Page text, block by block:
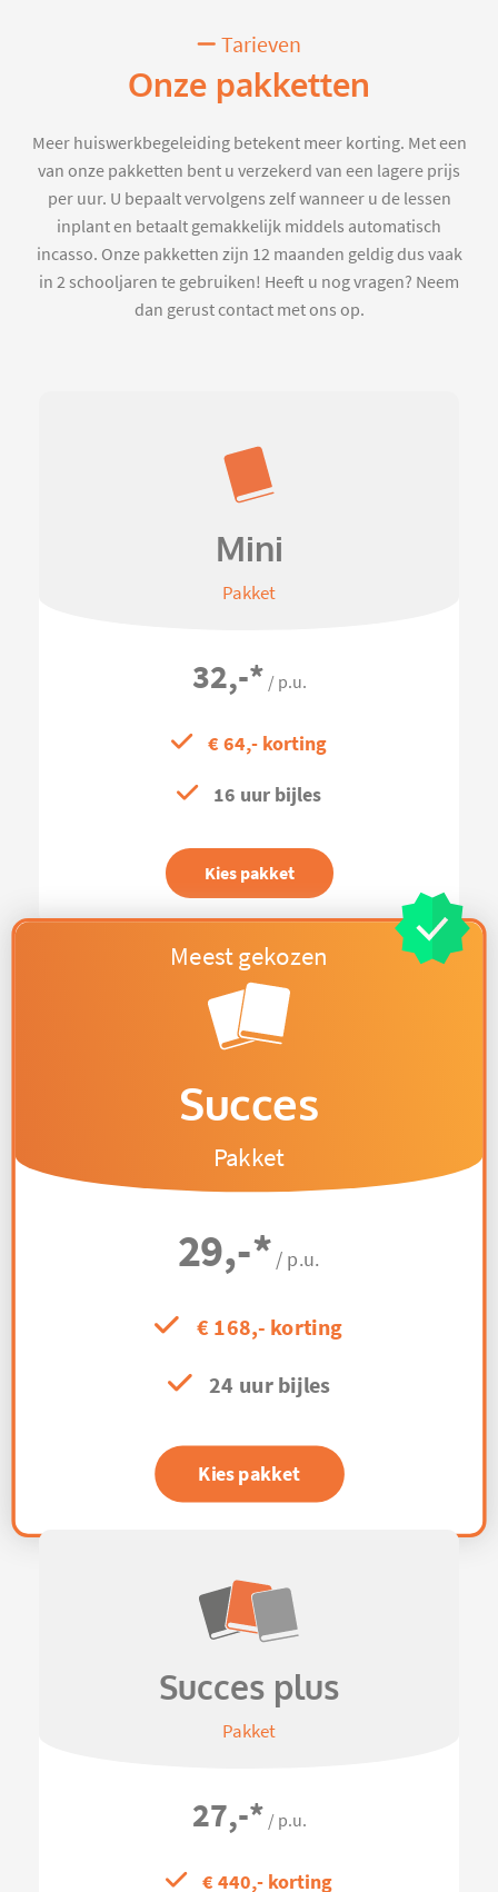
Tarieven
Onze pakketten
Meer huiswerkbegeleiding betekent meer korting. Met een
van onze pakketten bent u verzekerd van een lagere prijs
per uur. U bepaalt vervolgens zelf wanneer u de lessen
inplant en betaalt gemakkelijk middels automatisch
incasso. Onze pakketten zijn 12 maanden geldig dus vaak
in 2 schooljaren te gebruiken! Heeft u nog vragen? Neem
dan gerust contact met ons op.
Mini
Pakket
32,-* / p.u.
€ 64,- korting
16 uur bijles
Kies pakket
Succes
Pakket
29,-* / p.u.
€ 168,- korting
24 uur bijles
Kies pakket
Succes plus
Pakket
27,-* / p.u.
€ 440,- korting